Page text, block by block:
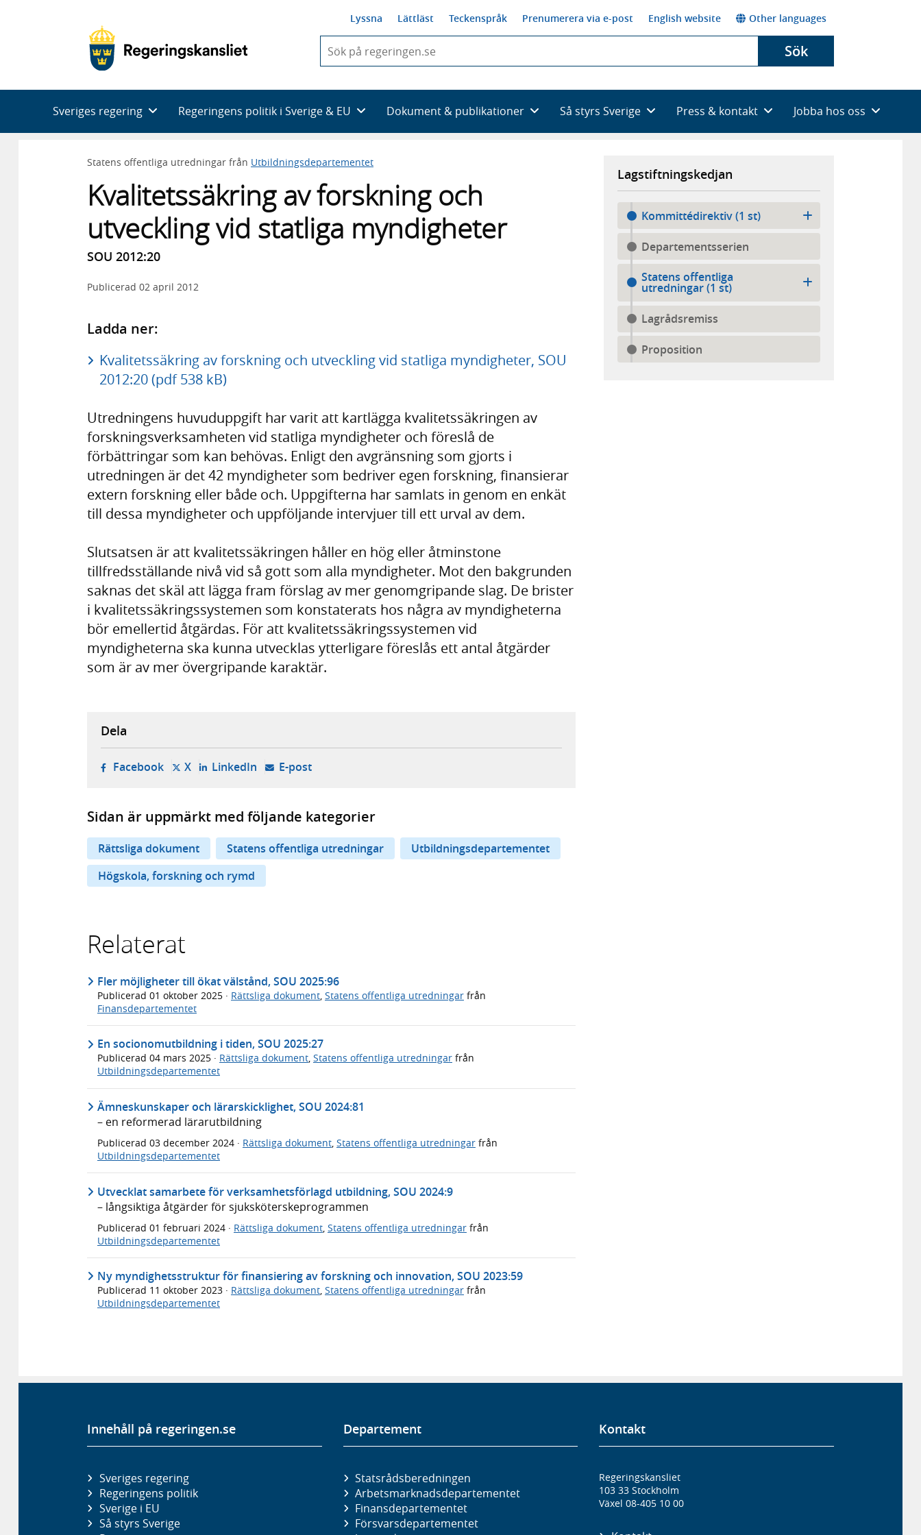
Lyssna Lättläst Teckenspråk Prenumerera via e-post English website Other languages
du
skriva
framträder
en
med
Sök
Sveriges regering Regeringens politik i Sverige & EU Dokument & publikationer Så styrs Sverige Press & kontakt Jobba hos oss
Statens offentliga utredningar från Utbildningsdepartementet
Kvalitetssäkring av forskning och
utveckling vid statliga myndigheter
SOU 2012:20
Publicerad 02 april 2012
Ladda ner:
Kvalitetssäkring av forskning och utveckling vid statliga myndigheter, SOU
2012:20 (pdf 538 kB)
Utredningens huvuduppgift har varit att kartlägga kvalitetssäkringen av
forskningsverksamheten vid statliga myndigheter och föreslå de
förbättringar som kan behövas. Enligt den avgränsning som gjorts i
utredningen är det 42 myndigheter som bedriver egen forskning, finansierar
extern forskning eller både och. Uppgifterna har samlats in genom en enkät
till dessa myndigheter och uppföljande intervjuer till ett urval av dem.
Slutsatsen är att kvalitetssäkringen håller en hög eller åtminstone
tillfredsställande nivå vid så gott som alla myndigheter. Mot den bakgrunden
saknas det skäl att lägga fram förslag av mer genomgripande slag. De brister
i kvalitetssäkringssystemen som konstaterats hos några av myndigheterna
bör emellertid åtgärdas. För att kvalitetssäkringssystemen vid
myndigheterna ska kunna utvecklas ytterligare föreslås ett antal åtgärder
som är av mer övergripande karaktär.
Lagstiftningskedjan
Kommittédirektiv (1 st)
Departementsserien
Statens offentliga
utredningar (1 st)
Lagrådsremiss
Proposition
Dela
Facebook- öppnas i ny flik, extern webbplats,
X- öppnas i ny flik, extern webbplats,
LinkedIn- öppnas i ny flik, extern webbplats,
E-post- öppnar din e-postklient,
Sidan är uppmärkt med följande kategorier
Rättsliga dokument Statens offentliga utredningar
Utbildningsdepartementet
Högskola, forskning och rymd
Relaterat
Fler möjligheter till ökat välstånd, SOU 2025:96
Publicerad 01 oktober 2025 · Rättsliga dokument Statens offentliga utredningar från
Finansdepartementet
En socionomutbildning i tiden, SOU 2025:27
Publicerad 04 mars 2025 · Rättsliga dokument, Statens offentliga utredningar från
Utbildningsdepartementet
Ämneskunskaper och lärarskicklighet, SOU 2024:81
– en reformerad lärarutbildning
Publicerad 03 december 2024 · Rättsliga dokument, Statens offentliga utredningar från
Utbildningsdepartementet
Utvecklat samarbete för verksamhetsförlagd utbildning, SOU 2024:9
– långsiktiga åtgärder för sjuksköterskeprogrammen
Publicerad 01 februari 2024 · Rättsliga dokument Statens offentliga utredningar från
Utbildningsdepartementet
Ny myndighetsstruktur för finansiering av forskning och innovation, SOU 2023:59
Publicerad 11 oktober 2023 · Rättsliga dokument, Statens offentliga utredningar från
Utbildningsdepartementet
Innehåll på regeringen.se
Sveriges regering
Regeringens politik
Sverige i EU
Så styrs Sverige
Departement
Statsrådsberedningen
Arbetsmarknads­departementet
Finans­departementet
Försvars­departementet
Kontakt
Regeringskansliet
103 33 Stockholm
Växel 08-405 10 00